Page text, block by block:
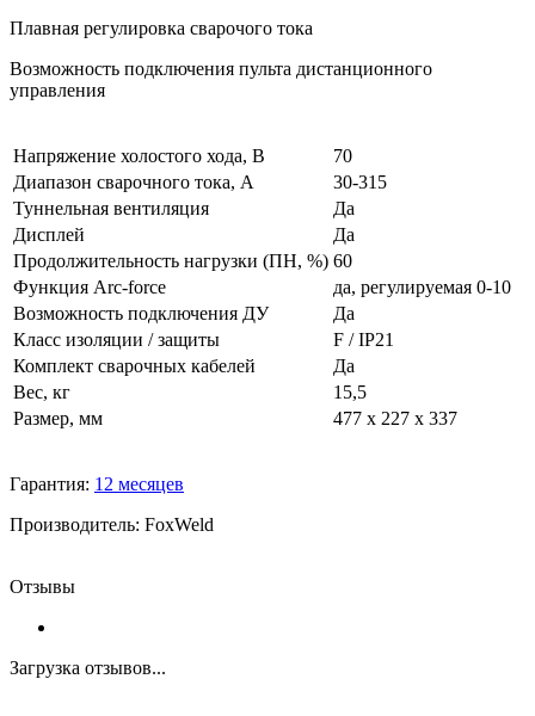
Плавная регулировка сварочого тока
Возможность подключения пульта дистанционного
управления
Напряжение холостого хода, В
70
Диапазон сварочного тока, А
30-315
Туннельная вентиляция
Да
Дисплей
Да
Продолжительность нагрузки (ПН, %) 60
Функция Arc-force
да, регулируемая 0-10
Возможность подключения ДУ
Да
Класс изоляции / защиты
F / IP21
Комплект сварочных кабелей
Да
Вес, кг
15,5
Размер, мм
477 х 227 х 337
Гарантия: 12 месяцев
Производитель: FoxWeld
Отзывы
Загрузка отзывов...